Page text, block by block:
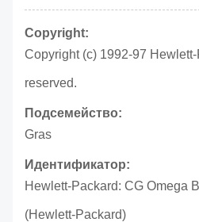
Copyright:
Copyright (c) 1992-97
reserved.
Подсемейство:
Gras
Идентификатор:
Hewlett-Packard: CG Omega
(Hewlett-Packard)